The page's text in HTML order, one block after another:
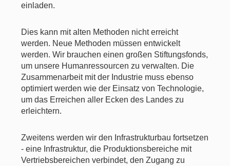
einladen.
Dies kann mit alten Methoden nicht erreicht
werden. Neue Methoden müssen entwickelt
werden. Wir brauchen einen großen Stiftungsfonds,
um unsere Humanressourcen zu verwalten. Die
Zusammenarbeit mit der Industrie muss ebenso
optimiert werden wie der Einsatz von Technologie,
um das Erreichen aller Ecken des Landes zu
erleichtern.
Zweitens werden wir den Infrastrukturbau fortsetzen
- eine Infrastruktur, die Produktionsbereiche mit
Vertriebsbereichen verbindet, den Zugang zu